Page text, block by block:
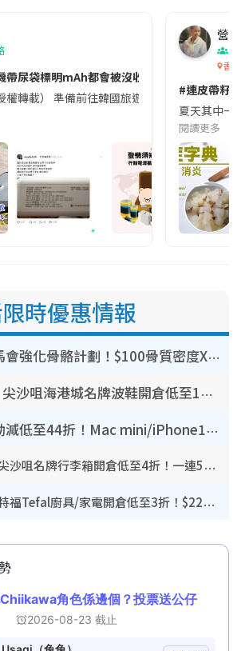
帶尿袋標明mAh都會被沒收😱出發前切記檢查
權轉載） 準備前往韓國旅遊的民眾，近期要
營養
香港
#連皮帶籽
夏天其中一
閱讀更多
時優惠情報
港大推賽馬會強化骨骼計劃！$100骨質密度X光檢查 完成免費運動訓練送超市禮券！附參加資格
開倉優惠 | 尖沙咀海港城名牌波鞋開倉低至1折！On鞋$899起／Joy&Peace鞋履$98起
豐澤優惠勁減低至44折！Mac mini/iPhone17Pro大減價！廚房家電$220起
開倉優惠｜尖沙咀名牌行李箱開倉低至4折！一連5日 American Tourister/ace./Hallmark $200起！
廚具開倉｜特福Tefal廚具/家電開倉低至3折！$220起買平底鍋/炒鑊/湯煲！電飯煲/吸塵機/燙斗$418起